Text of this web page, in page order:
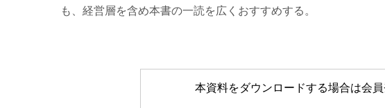
も、経営層を含め本書の一読を広くおすすめする。
本資料をダウンロードする場合は会員